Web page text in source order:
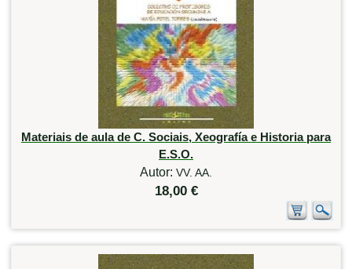
Materiais de aula de C. Sociais, Xeografía e Historia para
E.S.O.
Autor: VV. AA.
18,00 €